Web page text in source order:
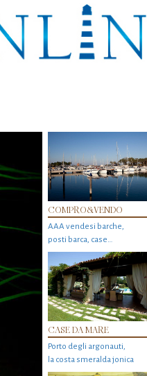
COMPRO&VENDO
AAA vendesi barche,
posti barca, case…
CASE DA MARE
Porto degli argonauti,
la costa smeralda jonica